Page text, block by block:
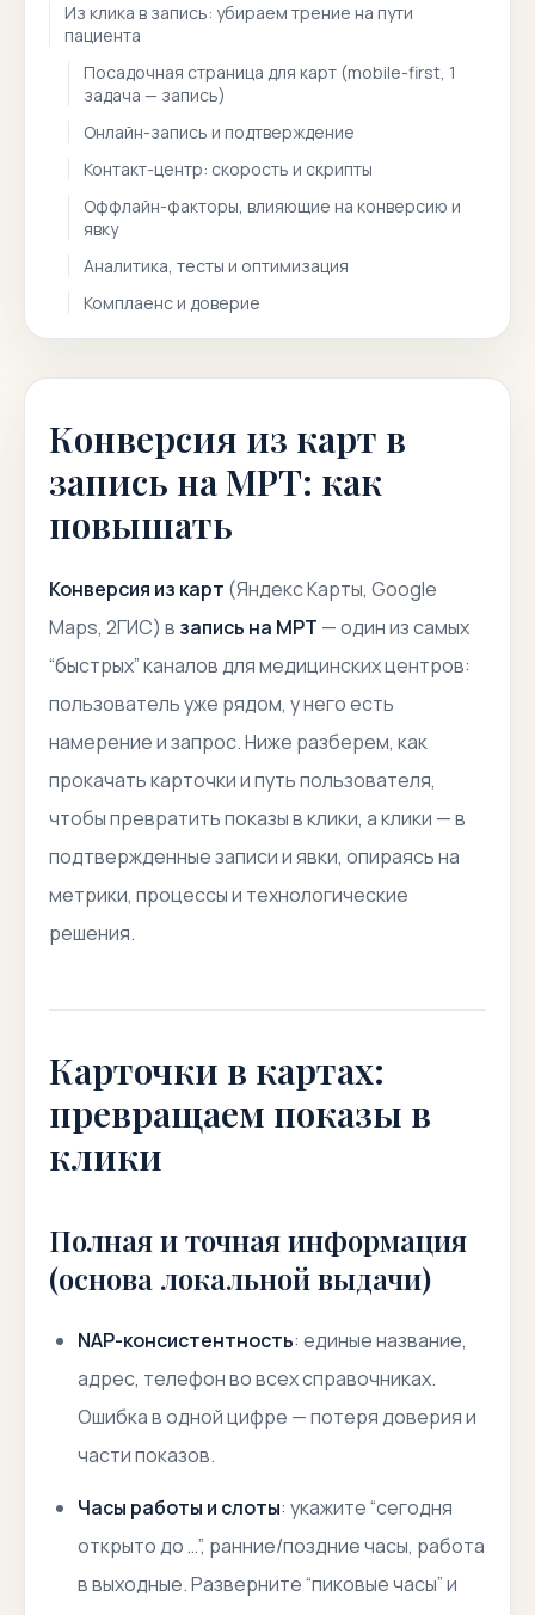
Из клика в запись: убираем трение на пути
пациента
Посадочная страница для карт (mobile-first, 1
задача — запись)
Онлайн-запись и подтверждение
Контакт-центр: скорость и скрипты
Оффлайн-факторы, влияющие на конверсию и
явку
Аналитика, тесты и оптимизация
Комплаенс и доверие
Конверсия из карт в
запись на МРТ: как
повышать
Конверсия из карт (Яндекс Карты, Google
Maps, 2ГИС) в запись на МРТ — один из самых
“быстрых” каналов для медицинских центров:
пользователь уже рядом, у него есть
намерение и запрос. Ниже разберем, как
прокачать карточки и путь пользователя,
чтобы превратить показы в клики, а клики — в
подтвержденные записи и явки, опираясь на
метрики, процессы и технологические
решения.
Карточки в картах:
превращаем показы в
клики
Полная и точная информация
(основа локальной выдачи)
NAP-консистентность: единые название,
адрес, телефон во всех справочниках.
Ошибка в одной цифре — потеря доверия и
части показов.
Часы работы и слоты: укажите “сегодня
открыто до …”, ранние/поздние часы, работа
в выходные. Разверните “пиковые часы” и